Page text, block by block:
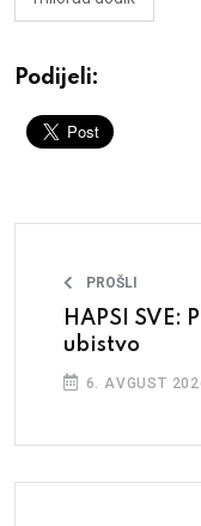
Podijeli:
PROŠLI
HAPSI SVE:
ubistvo
6. AVGUST